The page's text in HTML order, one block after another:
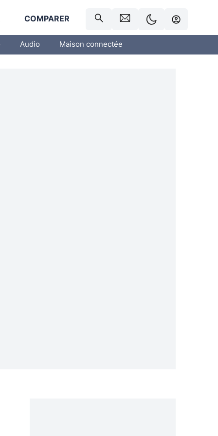
COMPARER
Audio Maison connectée